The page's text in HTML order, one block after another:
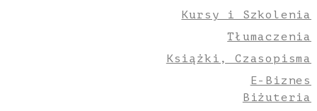
Kursy i Szkolenia
Tłumaczenia
Książki, Czasopisma
E-Biznes
Biżuteria